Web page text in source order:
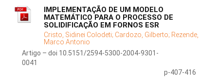
IMPLEMENTAÇÃO DE UM MODELO
MATEMÁTICO PARA O PROCESSO DE
SOLIDIFICAÇÃO EM FORNOS ESR
Cristo, Sidinei Colodeti; Cardozo, Gilberto; Rezende,
Marco Antonio
Artigo – doi 10.5151/2594-5300-2004-9301-
0041
p-407-416